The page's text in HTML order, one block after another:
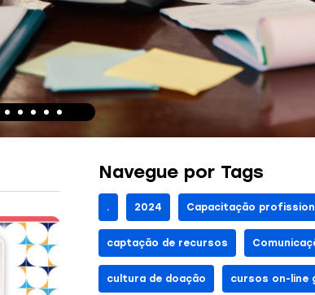
Navegue por Tags
. 2024 Capacitação
captação de recursos
cultura de doação cursos on-line